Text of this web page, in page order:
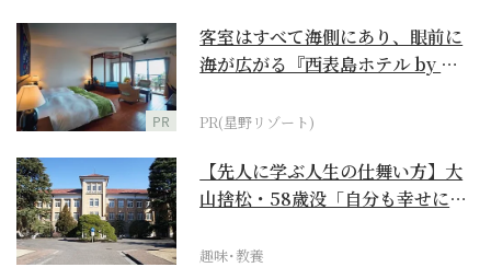
PR
客室はすべて海側にあり、眼前に
海が広がる『西表島ホテル by 星
PR(星野リゾート)
【先人に学ぶ人生の仕舞い方】大
山捨松・58歳没「自分も幸せにな
趣味･教養